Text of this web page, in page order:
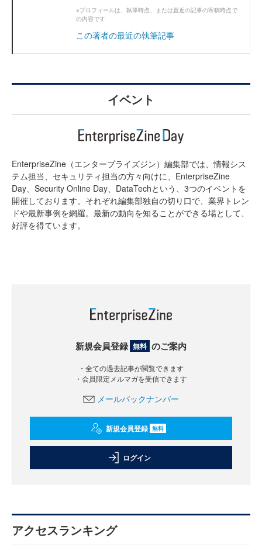
※プロフィールは、執筆時点、または直近の記事の寄稿時点で
の内容です
この著者の最近の執筆記事
イベント
EnterpriseZine（エンタープライズジン）編集部では、情報シス
テム担当、セキュリティ担当の方々向けに、EnterpriseZine
Day、Security Online Day、DataTechという、3つのイベントを
開催しております。それぞれ編集部独自の切り口で、業界トレン
ドや最新事例を網羅。最新の動向を知ることができる場として、
好評を得ています。
新規会員登録 無料 のご案内
・全ての過去記事が閲覧できます
・会員限定メルマガを受信できます
メールバックナンバー
新規会員登録 無料
ログイン
アクセスランキング